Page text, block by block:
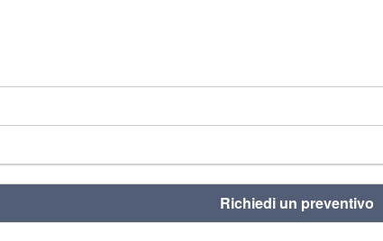
Richiedi un preventivo